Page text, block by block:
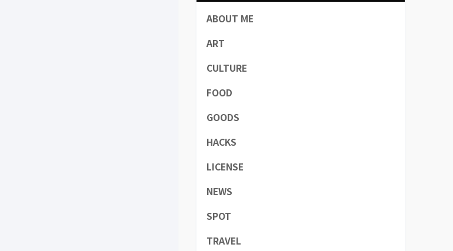
ABOUT ME
ART
CULTURE
FOOD
GOODS
HACKS
LICENSE
NEWS
SPOT
TRAVEL